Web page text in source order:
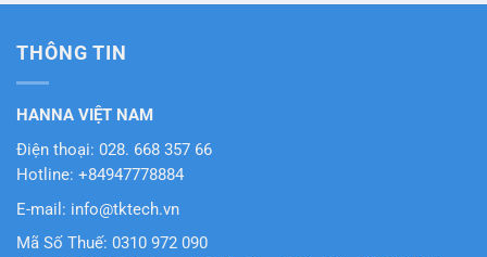
THÔNG TIN
HANNA VIỆT NAM
Điện thoại: 028. 668 357 66
Hotline: +84947778884
E-mail: info@tktech.vn
Mã Số Thuế: 0310 972 090